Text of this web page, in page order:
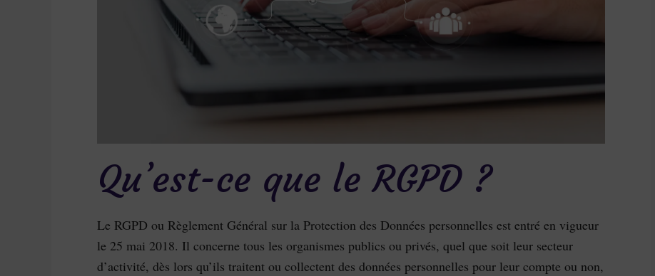
Qu’est-ce que le RGPD ?
Le RGPD ou Règlement Général sur la Protection des Données personnelles est entré en vigueur
le 25 mai 2018. Il concerne tous les organismes publics ou privés, quel que soit leur secteur
d’activité, dès lors qu’ils traitent ou collectent des données personnelles pour leur compte ou non,